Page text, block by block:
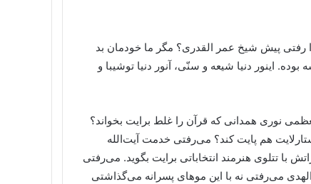
رفتی پیش شیخ عمر القدری؟ مگر ما خودمان بد
اینور دنیا شیعه و سنّی، آنور دنیا توشیبا و
نوری همدانی که قرآن را غلط برایت بخواند؟
هم پایت کند؟ می‌رفتی خدمت آیت‌الله
تتلوی هنرمند انتخاباتی برایت بگوید. می‌رفتی
می‌رفتی نه با این موهای پسرانه می‌گذاشتی